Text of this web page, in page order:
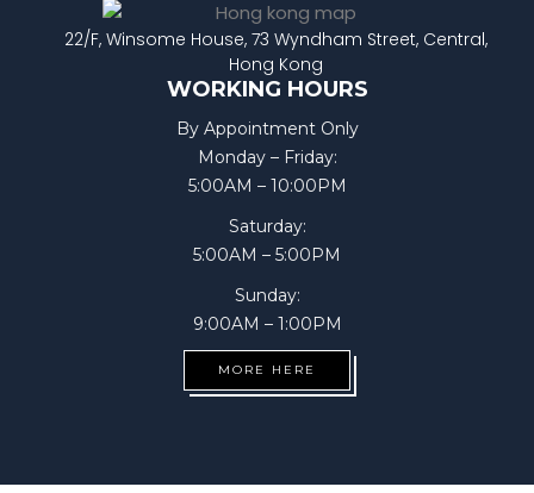
22/F, Winsome House, 73 Wyndham Street, Central,
Hong Kong
WORKING HOURS
By Appointment Only
Monday – Friday:
5:00AM – 10:00PM
Saturday:
5:00AM – 5:00PM
Sunday:
9:00AM – 1:00PM
MORE HERE